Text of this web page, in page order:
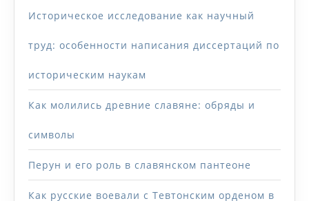
Историческое исследование как научный
труд: особенности написания диссертаций по
историческим наукам
Как молились древние славяне: обряды и
символы
Перун и его роль в славянском пантеоне
Как русские воевали с Тевтонским орденом в